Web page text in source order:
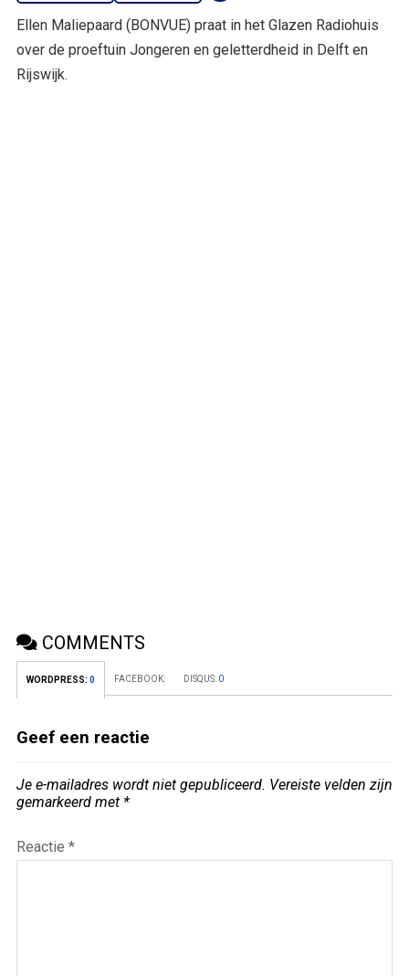
Ellen Maliepaard (BONVUE) praat in het Glazen Radiohuis
over de proeftuin Jongeren en geletterdheid in Delft en
Rijswijk.
COMMENTS
WORDPRESS: 0 FACEBOOK: DISQUS: 0
Geef een reactie
Je e-mailadres wordt niet gepubliceerd. Vereiste velden zijn
gemarkeerd met *
Reactie *